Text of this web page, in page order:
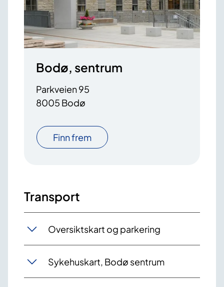
Bodø, sentrum
Parkveien 95
8005 Bodø
Finn frem
Transport
Oversiktskart og parkering
Sykehuskart, Bodø sentrum